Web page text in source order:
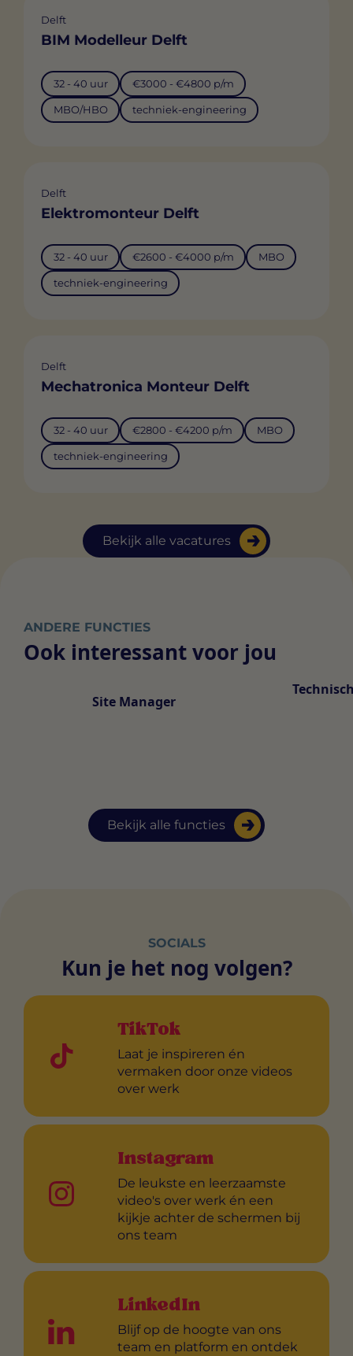
Bekijk alle vacatures
Delft
BIM Modelleur Delft
32 - 40 uur €3000 - €4800 p/m
MBO/HBO techniek-engineering
Delft
Elektromonteur Delft
32 - 40 uur €2600 - €4000 p/m MBO
techniek-engineering
Delft
Mechatronica Monteur Delft
32 - 40 uur €2800 - €4200 p/m MBO
techniek-engineering
ANDERE FUNCTIES
Ook interessant voor jou
Bekijk alle functies
Site Manager
SOCIALS
Kun je het nog volgen?
TikTok
Laat je inspireren én
vermaken door onze videos
over werk
Instagram
De leukste en leerzaamste
video's over werk én een
kijkje achter de schermen bij
ons team
LinkedIn
Blijf op de hoogte van ons
team en platform en ontdek